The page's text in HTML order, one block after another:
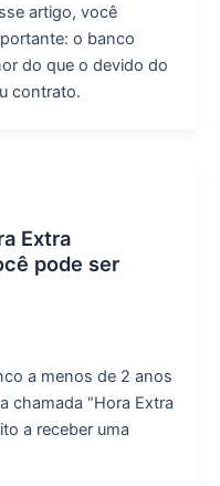
artigo, você
o banco
do que o devido do
contrato.
Extra
pode ser
a menos de 2 anos
chamada “Hora Extra
a receber uma